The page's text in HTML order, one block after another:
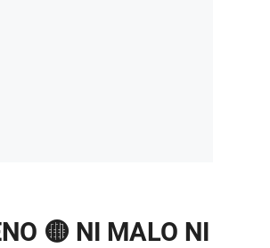
🟡 NI MALO NI